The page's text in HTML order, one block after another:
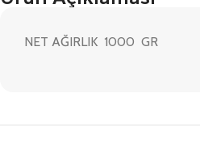
NET AĞIRLIK 1000 GR